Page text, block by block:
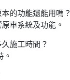
的功能還能用嗎？
車系統及功能。
施工時間？
。